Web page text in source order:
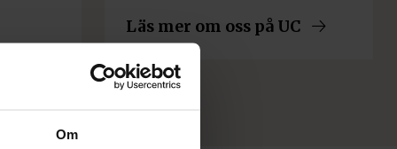
Om
Läs mer om oss på UC